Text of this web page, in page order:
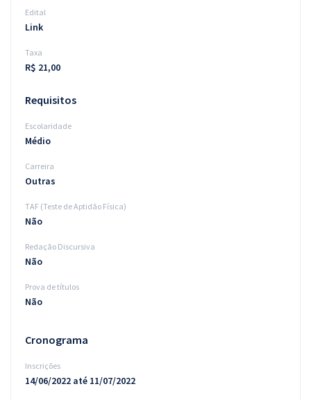
Edital
Link
Taxa
R$ 21,00
Requisitos
Escolaridade
Médio
Carreira
Outras
TAF (Teste de Aptidão Física)
Não
Redação Discursiva
Não
Prova de títulos
Não
Cronograma
Inscrições
14/06/2022 até 11/07/2022